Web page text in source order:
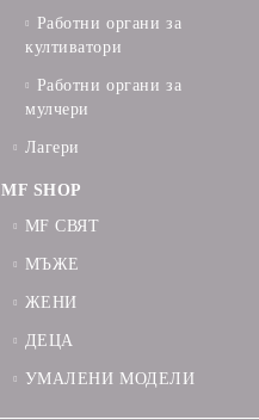
Работни органи за
култиватори
Работни органи за
мулчери
Лагери
MF SHOP
MF СВЯТ
МЪЖЕ
ЖЕНИ
ДЕЦА
УМАЛЕНИ МОДЕЛИ